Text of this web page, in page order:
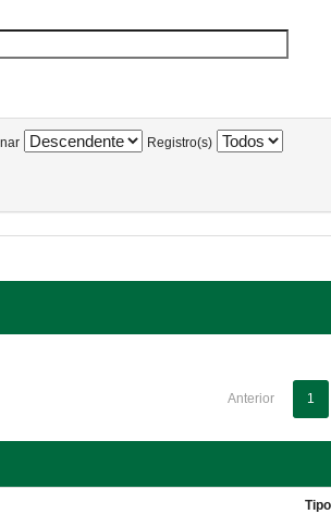
Registro(s)
Anterior 1
Tipo